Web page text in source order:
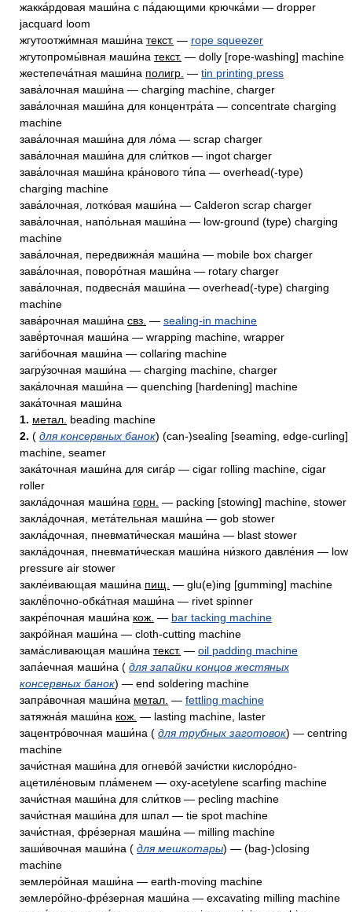
жакка́рдовая маши́на с па́дающими крючка́ми — dropper
jacquard loom
жгутоотжи́мная маши́на текст. — rope squeezer
жгутопромы́вная маши́на текст. — dolly [rope-washing] machine
жестепеча́тная маши́на полигр. — tin printing press
зава́лочная маши́на — charging machine, charger
зава́лочная маши́на для концентра́та — concentrate charging
machine
зава́лочная маши́на для ло́ма — scrap charger
зава́лочная маши́на для сли́тков — ingot charger
зава́лочная маши́на кра́нового ти́па — overhead(-type)
charging machine
зава́лочная, лотко́вая маши́на — Calderon scrap charger
зава́лочная, напо́льная маши́на — low-ground (type) charging
machine
зава́лочная, передвижна́я маши́на — mobile box charger
зава́лочная, поворо́тная маши́на — rotary charger
зава́лочная, подвесна́я маши́на — overhead(-type) charging
machine
зава́рочная маши́на свз. — sealing-in machine
завё́рточная маши́на — wrapping machine, wrapper
заги́бочная маши́на — collaring machine
загру́зочная маши́на — charging machine, charger
зака́лочная маши́на — quenching [hardening] machine
зака́точная маши́на
1. метал. beading machine
2. ( для консервных банок) (can-)sealing [seaming, edge-curling]
machine, seamer
зака́точная маши́на для сига́р — cigar rolling machine, cigar
roller
закла́дочная маши́на горн. — packing [stowing] machine, stower
закла́дочная, мета́тельная маши́на — gob stower
закла́дочная, пневмати́ческая маши́на — blast stower
закла́дочная, пневмати́ческая маши́на ни́зкого давле́ния — low
pressure air stower
закле́ивающая маши́на пищ. — glu(e)ing [gumming] machine
заклё́почно-обка́тная маши́на — rivet spinner
закре́почная маши́на кож. — bar tacking machine
закро́йная маши́на — cloth-cutting machine
зама́сливающая маши́на текст. — oil padding machine
запа́ечная маши́на ( для запайки концов жестяных
консервных банок) — end soldering machine
запра́вочная маши́на метал. — fettling machine
затяжна́я маши́на кож. — lasting machine, laster
зацентро́вочная маши́на ( для трубных заготовок) — centring
machine
зачи́стная маши́на для огнево́й зачи́стки кислоро́дно-
ацетиле́новым пла́менем — oxy-acetylene scarfing machine
зачи́стная маши́на для сли́тков — pecling machine
зачи́стная маши́на для шпал — tie spot machine
зачи́стная, фре́зерная маши́на — milling machine
заши́вочная маши́на ( для мешкотары) — (bag-)closing
machine
землеро́йная маши́на — earth-moving machine
землеро́йно-фре́зерная маши́на — excavating milling machine